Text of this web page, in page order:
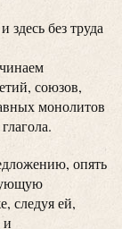
здесь без труда
союзов,
монолитов
опять
следуя ей,
и